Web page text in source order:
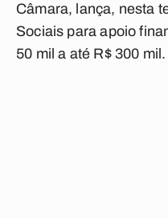
Câmara, lança, nesta
Sociais para apoio
50 mil a até R$ 300 mil.